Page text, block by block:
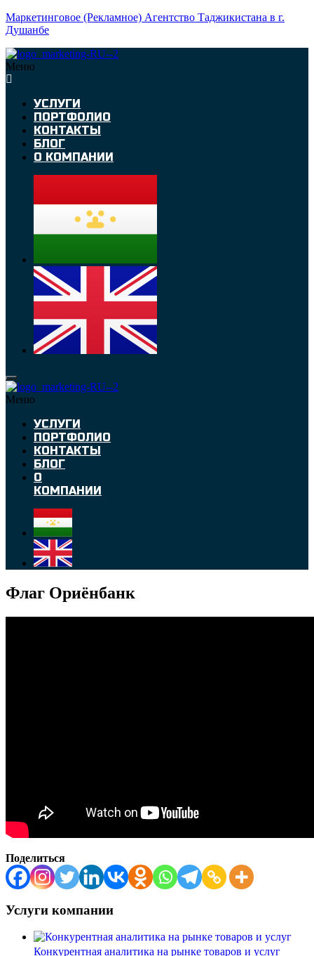
Маркетинговое (Рекламное) Агентство Таджикистана в г.
Душанбе
Меню
УСЛУГИ
ПОРТФОЛИО
КОНТАКТЫ
БЛОГ
О КОМПАНИИ
Меню
УСЛУГИ
ПОРТФОЛИО
КОНТАКТЫ
БЛОГ
О
КОМПАНИИ
Флаг Ориёнбанк
Поделиться
Услуги компании
Конкурентная аналитика на рынке товаров и услуг